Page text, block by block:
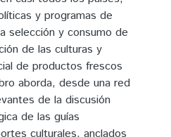
y programas de
selección y consumo de
de las culturas y
de productos frescos
aborda, desde una red
de la discusión
de las guías